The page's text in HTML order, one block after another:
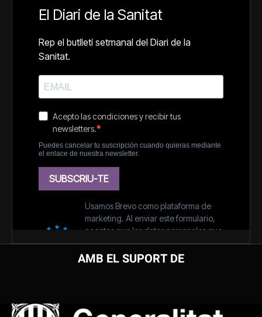
AMB EL SUPORT DE